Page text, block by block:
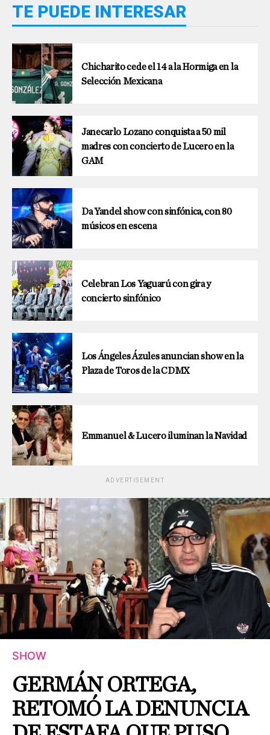
TE PUEDE INTERESAR
Chicharito cede el 14 a la Hormiga en la
Selección Mexicana
Janecarlo Lozano conquista a 50 mil
madres con concierto de Lucero en la
GAM
Da Yandel show con sinfónica, con 80
músicos en escena
Celebran Los Yaguarú con gira y
concierto sinfónico
Los Ángeles Ázules anuncian show en la
Plaza de Toros de la CDMX
Emmanuel & Lucero iluminan la Navidad
ADVERTISEMENT
SHOW
GERMÁN ORTEGA,
RETOMÓ LA DENUNCIA